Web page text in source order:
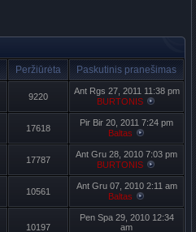
Peržiūrėta
Paskutinis pranešimas
9220
Ant Rgs 27, 2011 11:38 pm
BURTONIS
17618
Pir Bir 20, 2011 7:24 pm
Baltas
17787
Ant Gru 28, 2010 7:03 pm
BURTONIS
10561
Ant Gru 07, 2010 2:11 am
Baltas
10197
Pen Spa 29, 2010 12:34
am